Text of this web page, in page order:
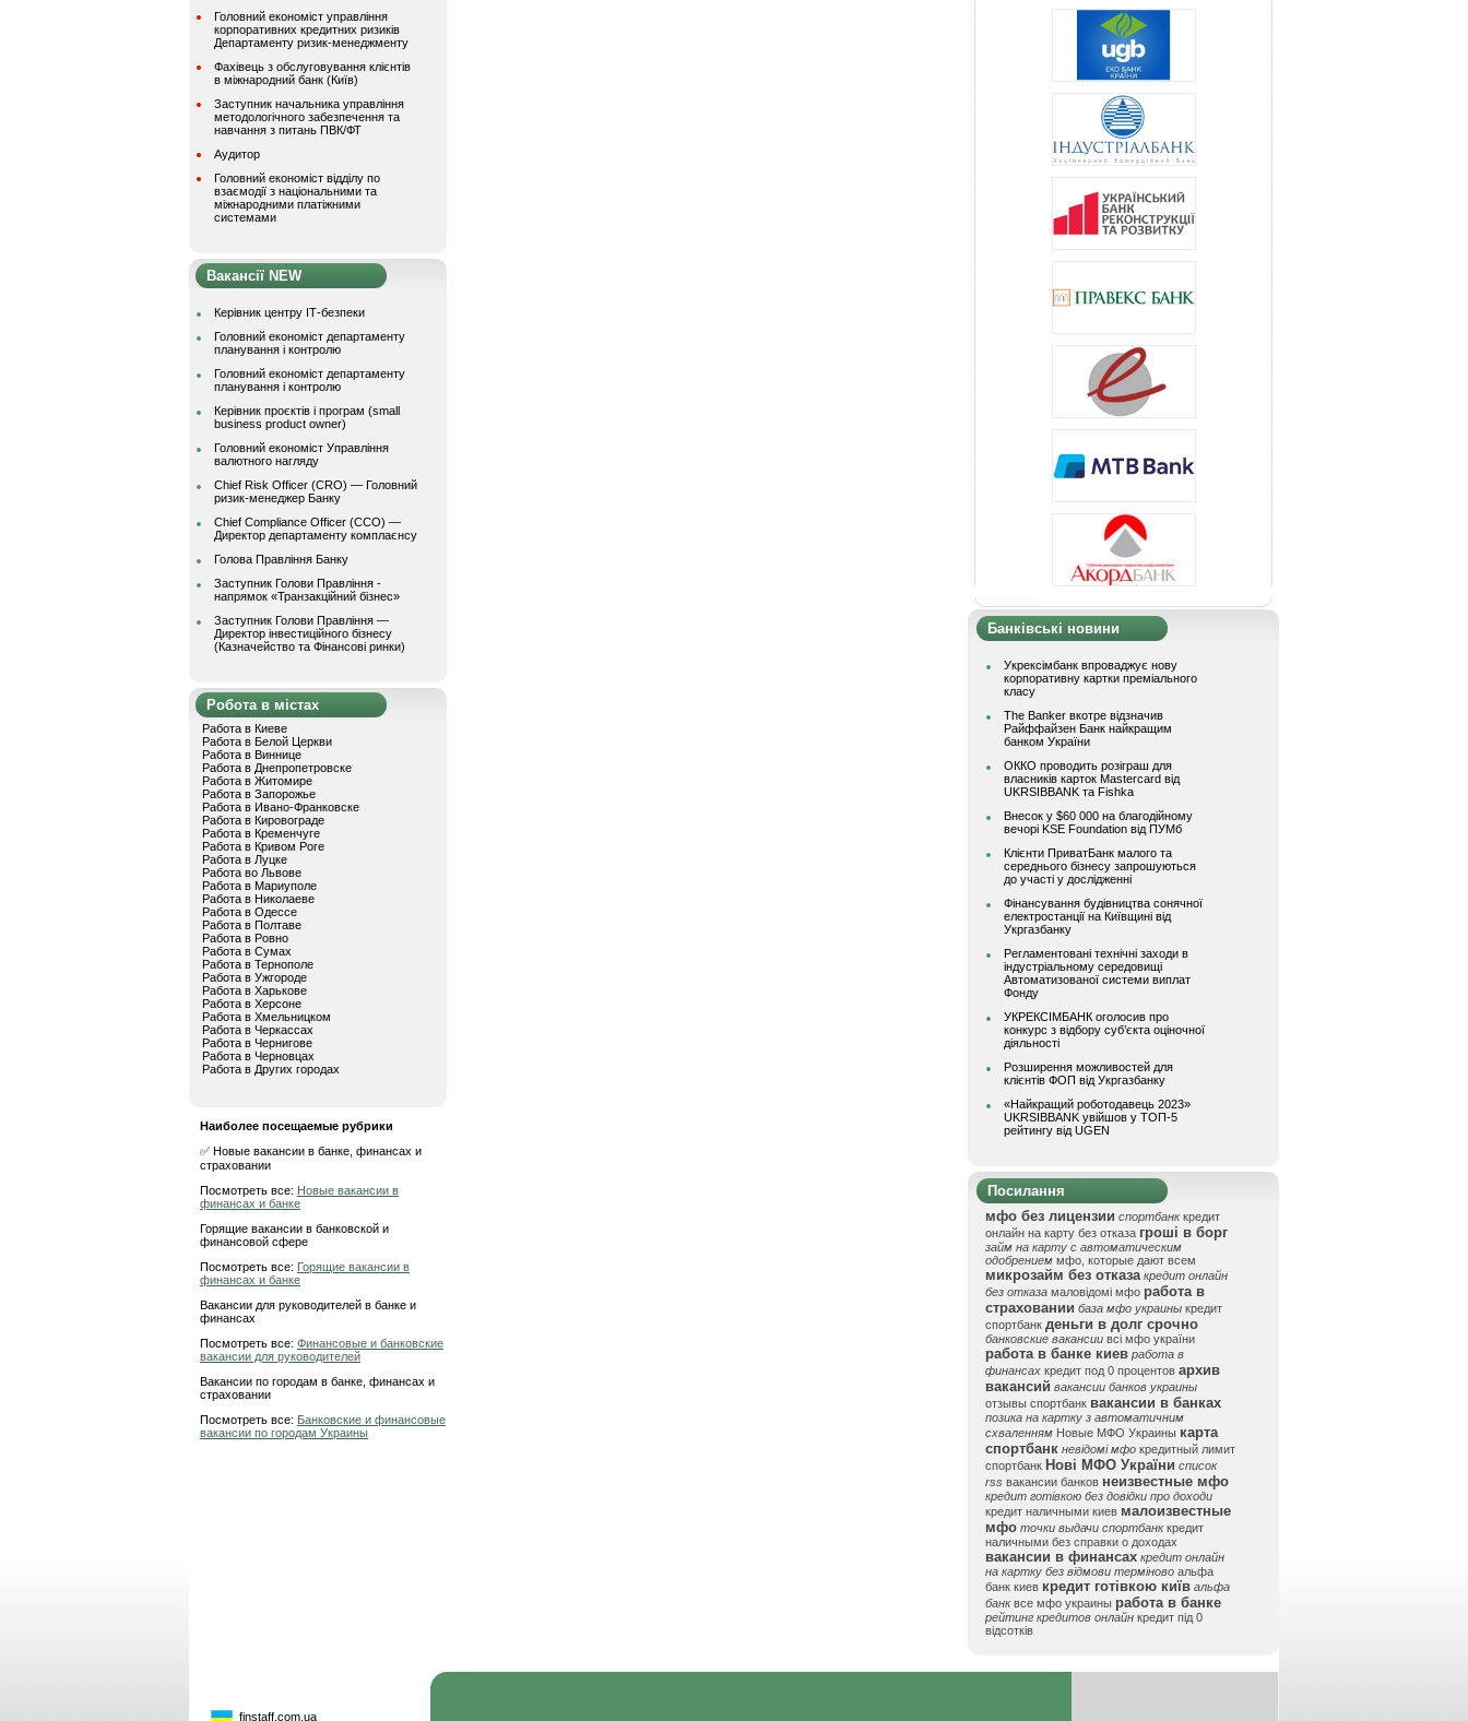
Головний економіст управління
корпоративних кредитних ризиків
Департаменту ризик-менеджменту
Фахівець з обслуговування клієнтів
в міжнародний банк (Київ)
Заступник начальника управління
методологічного забезпечення та
навчання з питань ПВК/ФТ
Аудитор
Головний економіст відділу по
взаємодії з національними та
міжнародними платіжними
системами
Вакансії NEW
Керівник центру ІТ-безпеки
Головний економіст департаменту
планування і контролю
Головний економіст департаменту
планування і контролю
Керівник проєктів і програм (small
business product owner)
Головний економіст Управління
валютного нагляду
Chief Risk Officer (CRO) — Головний
ризик-менеджер Банку
Chief Compliance Officer (CCO) —
Директор департаменту комплаєнсу
Голова Правління Банку
Заступник Голови Правління -
напрямок «Транзакційний бізнес»
Заступник Голови Правління —
Директор інвестиційного бізнесу
(Казначейство та Фінансові ринки)
Робота в містах
Работа в Киеве
Работа в Белой Церкви
Работа в Виннице
Работа в Днепропетровске
Работа в Житомире
Работа в Запорожье
Работа в Ивано-Франковске
Работа в Кировограде
Работа в Кременчуге
Работа в Кривом Роге
Работа в Луцке
Работа во Львове
Работа в Мариуполе
Работа в Николаеве
Работа в Одессе
Работа в Полтаве
Работа в Ровно
Работа в Сумах
Работа в Тернополе
Работа в Ужгороде
Работа в Харькове
Работа в Херсоне
Работа в Хмельницком
Работа в Черкассах
Работа в Чернигове
Работа в Черновцах
Работа в Других городах
Наиболее посещаемые рубрики
✅ Новые вакансии в банке, финансах и
страховании
Посмотреть все: Новые вакансии в
финансах и банке
Горящие вакансии в банковской и
финансовой сфере
Посмотреть все: Горящие вакансии в
финансах и банке
Вакансии для руководителей в банке и
финансах
Посмотреть все: Финансовые и банковские
вакансии для руководителей
Вакансии по городам в банке, финансах и
страховании
Посмотреть все: Банковские и финансовые
вакансии по городам Украины
Банківські новини
Укрексімбанк впроваджує нову
корпоративну картки преміального
класу
The Banker вкотре відзначив
Райффайзен Банк найкращим
банком України
ОККО проводить розіграш для
власників карток Mastercard від
UKRSIBBANK та Fishka
Внесок у $60 000 на благодійному
вечорі KSE Foundation від ПУМб
Клієнти ПриватБанк малого та
середнього бізнесу запрошуються
до участі у дослідженні
Фінансування будівництва сонячної
електростанції на Київщині від
Укргазбанку
Регламентовані технічні заходи в
індустріальному середовищі
Автоматизованої системи виплат
Фонду
УКРЕКСІМБАНК оголосив про
конкурс з відбору суб’єкта оціночної
діяльності
Розширення можливостей для
клієнтів ФОП від Укргазбанку
«Найкращий роботодавець 2023»
UKRSIBBANK увійшов у ТОП-5
рейтингу від UGEN
Посилання
мфо без лицензии спортбанк кредит
онлайн на карту без отказа гроші в борг
займ на карту с автоматическим
одобрением мфо, которые дают всем
микрозайм без отказа кредит онлайн
без отказа маловідомі мфо работа в
страховании база мфо украины кредит
спортбанк деньги в долг срочно
банковские вакансии всі мфо україни
работа в банке киев работа в
финансах кредит под 0 процентов архив
вакансий вакансии банков украины
отзывы спортбанк вакансии в банках
позика на картку з автоматичним
схваленням Новые МФО Украины карта
спортбанк невідомі мфо кредитный лимит
спортбанк Нові МФО України список
rss вакансии банков неизвестные мфо
кредит готівкою без довідки про доходи
кредит наличными киев малоизвестные
мфо точки выдачи спортбанк кредит
наличными без справки о доходах
вакансии в финансах кредит онлайн
на картку без відмови терміново альфа
банк киев кредит готівкою київ альфа
банк все мфо украины работа в банке
рейтинг кредитов онлайн кредит під 0
відсотків
finstaff.com.ua